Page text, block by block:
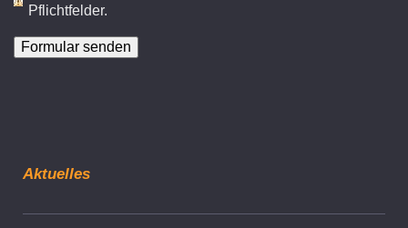
Pflichtfelder.
Aktuelles